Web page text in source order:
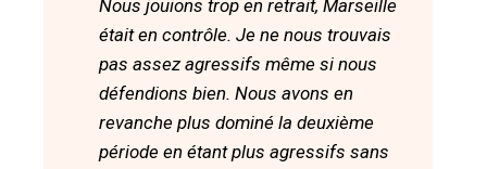
Nous jouions trop en retrait, Marseille
était en contrôle. Je ne nous trouvais
pas assez agressifs même si nous
défendions bien. Nous avons en
revanche plus dominé la deuxième
période en étant plus agressifs sans